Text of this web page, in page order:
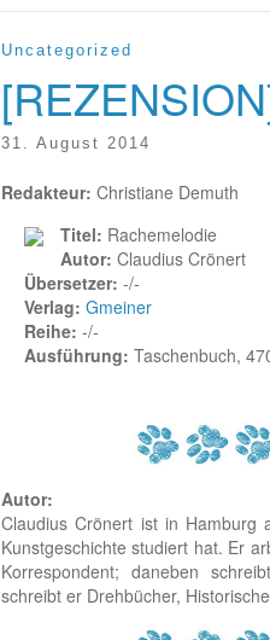
Uncategorized
31. August 2014
Redakteur: Christiane Demuth
Titel: Rachemelodie
Autor: Claudius Crönert
Übersetzer: -/-
Verlag: Gmeiner
Reihe: -/-
Ausführung: Taschenbuch,
Autor:
Claudius Crönert ist in Hamburg
Kunstgeschichte studiert hat. Er
Korrespondent; daneben
schreibt er Drehbücher,